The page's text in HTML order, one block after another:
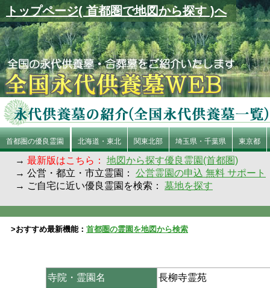
トップページ( 首都圏で地図から探す )へ
首都圏の優良霊園 北海道・東北 関東北部 埼玉県・千葉県 東京都
→ 最新版はこちら：
地図から探す優良霊園(首都圏)
→ 公営・都立・市立霊園： 公営霊園の申込 無料 サポート
→ ご自宅に近い優良霊園を検索： 墓地を探す
>おすすめ最新機能： 首都圏の霊園を地図から検索
寺院・霊園名 長柳寺霊苑